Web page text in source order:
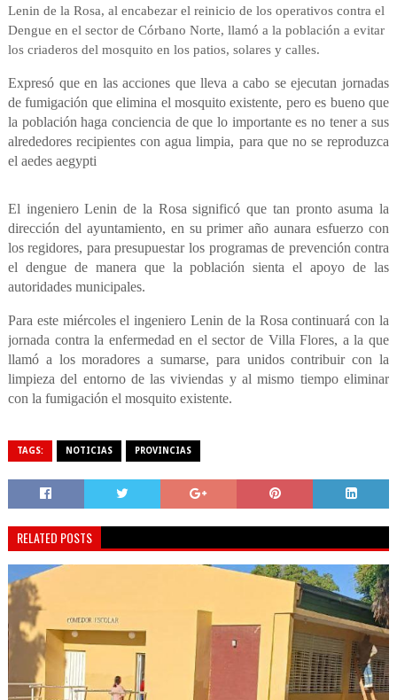
Lenin de la Rosa, al encabezar el reinicio de los operativos contra el
Dengue en el sector de Córbano Norte, llamó a la población a evitar
los criaderos del mosquito en los patios, solares y calles.
Expresó que en las acciones que lleva a cabo se ejecutan jornadas
de fumigación que elimina el mosquito existente, pero es bueno que
la población haga conciencia de que lo importante es no tener a sus
alrededores recipientes con agua limpia, para que no se reproduzca
el aedes aegypti
El ingeniero Lenin de la Rosa significó que tan pronto asuma la
dirección del ayuntamiento, en su primer año aunara esfuerzo con
los regidores, para presupuestar los programas de prevención contra
el dengue de manera que la población sienta el apoyo de las
autoridades municipales.
Para este miércoles el ingeniero Lenin de la Rosa continuará con la
jornada contra la enfermedad en el sector de Villa Flores, a la que
llamó a los moradores a sumarse, para unidos contribuir con la
limpieza del entorno de las viviendas y al mismo tiempo eliminar
con la fumigación el mosquito existente.
TAGS: NOTICIAS PROVINCIAS
RELATED POSTS